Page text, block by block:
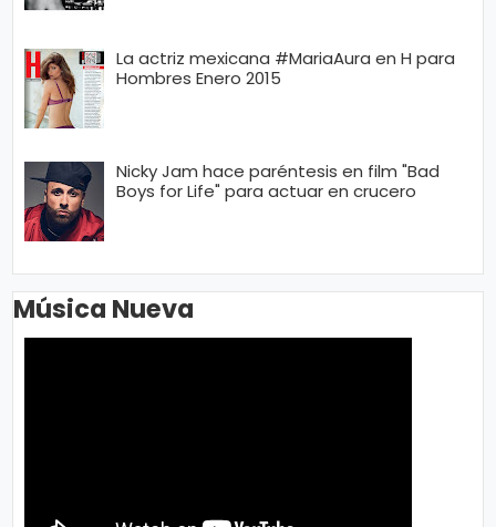
La actriz mexicana #MariaAura en H para
Hombres Enero 2015
Nicky Jam hace paréntesis en film "Bad
Boys for Life" para actuar en crucero
Música Nueva